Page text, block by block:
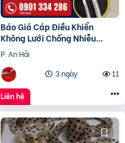
Báo Giá Cáp Điều Khiển
Không Lưới Chống Nhiễu
ALTEK KABEL | Đồng Nguyên
Chất 100%
P. An Hải
3 ngày
11
Liên hệ